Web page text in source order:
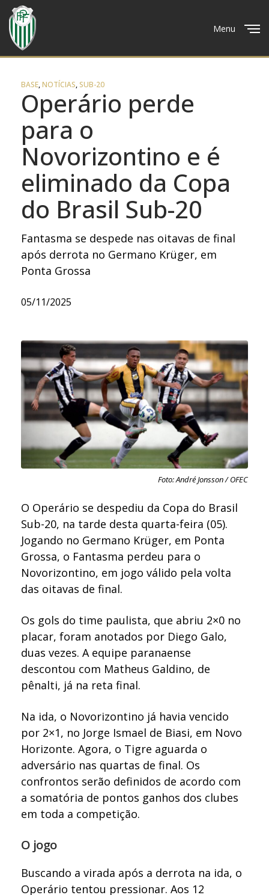
Menu
BASE,NOTÍCIAS, SUB-20
Operário perde
para o
Novorizontino e é
eliminado da Copa
do Brasil Sub-20
Fantasma se despede nas oitavas de final
após derrota no Germano Krüger, em
Ponta Grossa
05/11/2025
Foto: André Jonsson / OFEC
O Operário se despediu da Copa do Brasil
Sub-20, na tarde desta quarta-feira (05).
Jogando no Germano Krüger, em Ponta
Grossa, o Fantasma perdeu para o
Novorizontino, em jogo válido pela volta
das oitavas de final.
Os gols do time paulista, que abriu 2×0 no
placar, foram anotados por Diego Galo,
duas vezes. A equipe paranaense
descontou com Matheus Galdino, de
pênalti, já na reta final.
Na ida, o Novorizontino já havia vencido
por 2×1, no Jorge Ismael de Biasi, em Novo
Horizonte. Agora, o Tigre aguarda o
adversário nas quartas de final. Os
confrontos serão definidos de acordo com
a somatória de pontos ganhos dos clubes
em toda a competição.
O jogo
Buscando a virada após a derrota na ida, o
Operário tentou pressionar. Aos 12